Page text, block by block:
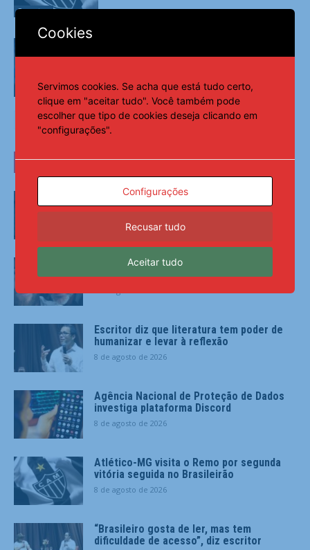
Esportes
Esportes
reforços à disposição diante do
ÚLTIMAS NOTÍCIAS
Festival Rio Cello leva música a vários
espaços do Rio de Janeiro
8 de agosto de 2026
Pai de Lionel Messi morre aos 68 anos na
Argentina
Escritor diz que literatura tem poder de
humanizar e levar à reflexão
8 de agosto de 2026
Agência Nacional de Proteção de Dados
investiga plataforma Discord
8 de agosto de 2026
Atlético-MG visita o Remo por segunda
vitória seguida no Brasileirão
8 de agosto de 2026
“Brasileiro gosta de ler, mas tem
dificuldade de acesso”, diz escritor
Cookies
Servimos cookies. Se acha que está tudo certo,
clique em "aceitar tudo". Você também pode
escolher que tipo de cookies deseja clicando em
"configurações".
Configurações
Recusar tudo
Aceitar tudo